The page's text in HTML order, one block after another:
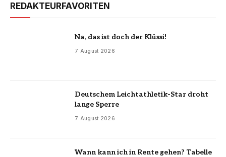
REDAKTEURFAVORITEN
Na, das ist doch der Klüssi!
7 August 2026
Deutschem Leichtathletik-Star droht
lange Sperre
7 August 2026
Wann kann ich in Rente gehen? Tabelle